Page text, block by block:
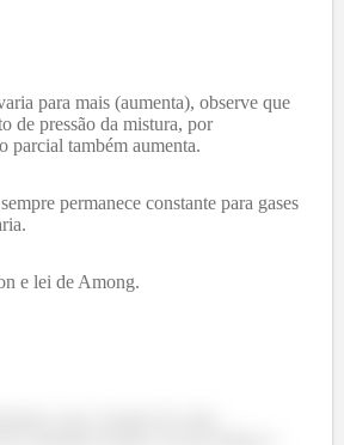
para mais (aumenta), observe que
de pressão da mistura, por
parcial também aumenta.
permanece constante para gases
e lei de Among.